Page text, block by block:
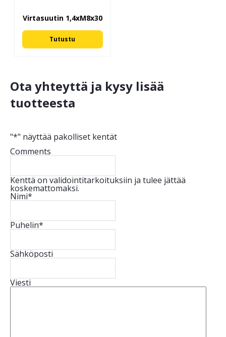
Virtasuutin 1,4xM8x30
Tutustu
Ota yhteyttä ja kysy lisää
tuotteesta
"*" näyttää pakolliset kentät
Comments
Kenttä on validointitarkoituksiin ja tulee jättää
koskemattomaksi.
Nimi*
Puhelin*
Sähköposti
Viesti